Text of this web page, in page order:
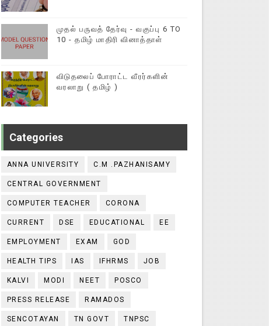
முதல் பருவத் தேர்வு - வகுப்பு 6 TO
10 - தமிழ் மாதிரி வினாத்தாள்
விடுதலைப் போராட்ட வீரர்களின்
வரலாறு ( தமிழ் )
Categories
ANNA UNIVERSITY C.M .PAZHANISAMY
CENTRAL GOVERNMENT
COMPUTER TEACHER CORONA
CURRENT DSE EDUCATIONAL EE
EMPLOYMENT EXAM GOD
HEALTH TIPS IAS IFHRMS JOB
KALVI MODI NEET POSCO
PRESS RELEASE RAMADOS
SENCOTAYAN TN GOVT TNPSC